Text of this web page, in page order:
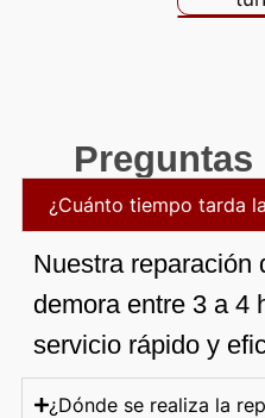
Preguntas
¿Cuánto tiempo tarda
Nuestra reparación
demora entre 3 a 4
servicio rápido y
¿Dónde se realiza la